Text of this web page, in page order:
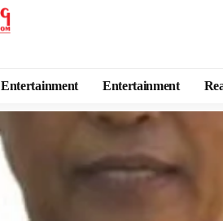
Entertainment Entertainment